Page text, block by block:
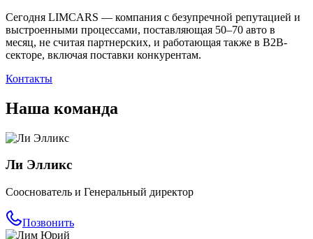
Сегодня LIMCARS — компания с безупречной репутацией и
выстроенными процессами, поставляющая 50–70 авто в
месяц, не считая партнерских, и работающая также в B2B-
секторе, включая поставки конкурентам.
Контакты
Наша команда
Ли Элликс
Сооснователь и Генеральный директор
Позвонить